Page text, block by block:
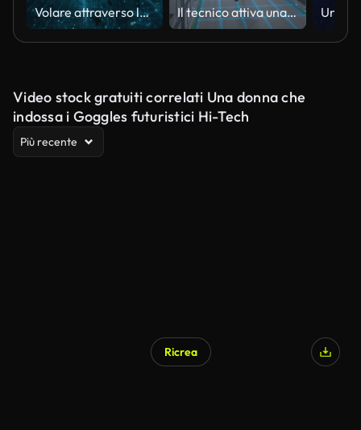
Volare attraverso le strutture digitali emergenti - Blu, Loopable - Data Network, Realtà Virtuale, Quantum Computing Il tecnico attiva una fabbrica automobilistica futuristica, la costruzione di magazzini di bracci robotici e telai di veicoli. Visualizzazione avanzata della produzione, tecnologia Digital Twin e sistema di produzione intelligente
Video stock gratuiti correlati Una donna che
indossa i Goggles futuristici Hi-Tech
Più recente
Ricrea